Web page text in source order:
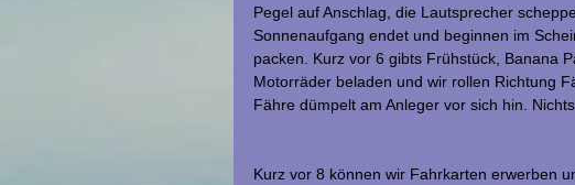
Pegel auf Anschlag, die Lautsprecher
Sonnenaufgang endet und beginnen im
packen. Kurz vor 6 gibts Frühstück, Banana
Motorräder beladen und wir rollen Richtung
Fähre dümpelt am Anleger vor sich hin.
Kurz vor 8 können wir Fahrkarten erwerben